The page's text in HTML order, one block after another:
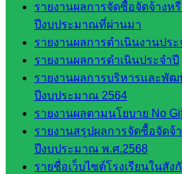
รายงานผลการจัดซื้อจัดจ้างห
ปีงบประมาณที่ผ่านมา
รายงานผลการดำเนินงานปร
รายงานผลการดำเนินประจำปี
รายงานผลการบริหารและพั
ปีงบประมาณ 2564
รายงานผลตามนโยบาย No
รายงานสรุปผลการจัดซื้อจัดจ้
ปีงบประมาณ พ.ศ.2568
รายชื่อเว็บไซต์โรงเรียนในสั
สินทรัพย์
กลุ่มน
โยบาย
และแผน
กลุ่มส่ง
เสริมการ
จัดการ
ศึกษา
กลุ่ม